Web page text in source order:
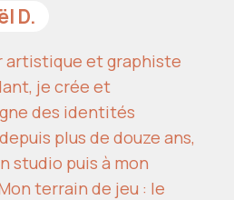
D.
artistique et graphiste
je crée et
des identités
plus de douze ans,
studio puis à mon
terrain de jeu : le